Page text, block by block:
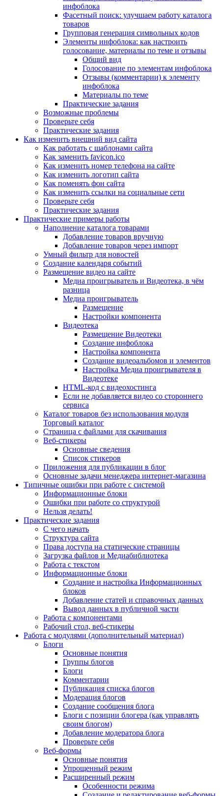
инфоблока
Фасетный поиск: улучшаем работу каталога
товаров
Групповая генерация символьных кодов
Элементы инфоблока: как настроить
голосование, материалы по теме и отзывы
Общий вид
Голосование по элементам инфоблока
Отзывы (комментарии) к элементу
инфоблока
Материалы по теме
Практические задания
Возможные проблемы
Проверьте себя
Практические задания
Как изменить внешний вид сайта
Как работать с шаблонами сайта
Как заменить favicon.ico
Как изменить номер телефона на сайте
Как изменить логотип сайта
Как поменять фон сайта
Как изменить ссылки на социальные сети
Проверьте себя
Практические задания
Практические примеры работы
Наполнение каталога товарами
Добавление товаров вручную
Добавление товаров через импорт
Умный фильтр для новостей
Создание календаря событий
Размещение видео на сайте
Медиа проигрыватель и Видеотека, в чём
разница
Медиа проигрыватель
Размещение
Настройки компонента
Видеотека
Размещение Видеотеки
Создание инфоблока
Настройка компонента
Создание видеоальбомов и элементов
Настройка Медиа проигрывателя в
Видеотеке
HTML-код с видеохостинга
Если не добавляется видео со стороннего
сервиса
Каталог товаров без использования модуля
Торговый каталог
Страница с файлами для скачивания
Веб-стикеры
Основные сведения
Список стикеров
Приложения для публикации в блог
Основные задачи менеджера интернет-магазина
Типичные ошибки при работе с системой
Информационные блоки
Ошибки при работе со структурой
Нельзя делать!
Практические задания
С чего начать
Структура сайта
Права доступа на статические страницы
Загрузка файлов и Медиабиблиотека
Работа с текстом
Информационные блоки
Создание и настройка Информационных
блоков
Добавление статей и справочных данных
Вывод данных в публичной части
Работа с компонентами
Рабочий стол, веб-стикеры
Работа с модулями (дополнительный материал)
Блоги
Основные понятия
Группы блогов
Блоги
Комментарии
Публикация списка блогов
Модерация блогов
Создание сообщения блога
Блоги с позиции блогера (как управлять
своим блогом)
Добавление модератора блога
Проверьте себя
Веб-формы
Основные понятия
Упрощенный режим
Расширенный режим
Особенности режима